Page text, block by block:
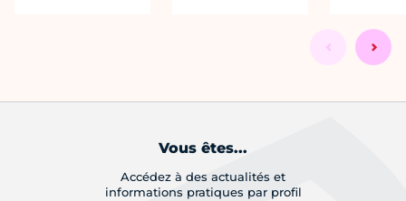
Vous êtes...
Accédez à des actualités et
informations pratiques par profil